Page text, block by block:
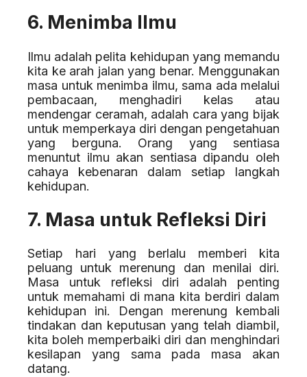
6. Menimba Ilmu
Ilmu adalah pelita kehidupan yang memandu
kita ke arah jalan yang benar. Menggunakan
masa untuk menimba ilmu, sama ada melalui
pembacaan, menghadiri kelas atau
mendengar ceramah, adalah cara yang bijak
untuk memperkaya diri dengan pengetahuan
yang berguna. Orang yang sentiasa
menuntut ilmu akan sentiasa dipandu oleh
cahaya kebenaran dalam setiap langkah
kehidupan.
7. Masa untuk Refleksi Diri
Setiap hari yang berlalu memberi kita
peluang untuk merenung dan menilai diri.
Masa untuk refleksi diri adalah penting
untuk memahami di mana kita berdiri dalam
kehidupan ini. Dengan merenung kembali
tindakan dan keputusan yang telah diambil,
kita boleh memperbaiki diri dan menghindari
kesilapan yang sama pada masa akan
datang.